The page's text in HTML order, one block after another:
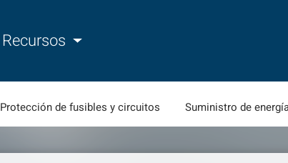
Recursos
Protección de fusibles y circuitos Suministro de